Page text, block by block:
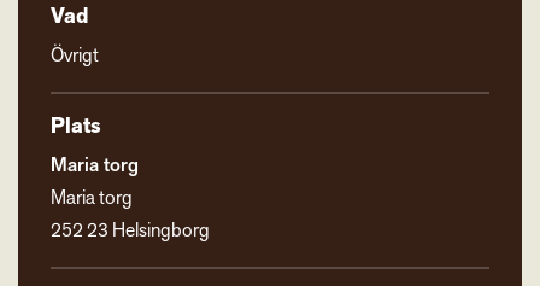
Vad
Övrigt
Plats
Maria torg
Maria torg
252 23 Helsingborg